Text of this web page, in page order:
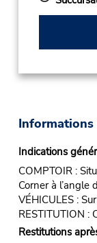
Informations
Indications
COMPTOIR :
Corner à l’angle
VÉHICULES :
RESTITUTION :
Restitutions